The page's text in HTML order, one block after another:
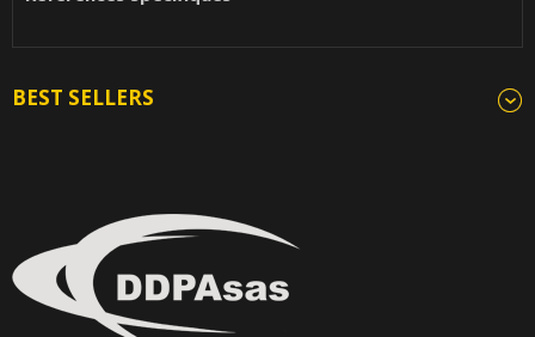
BEST SELLERS